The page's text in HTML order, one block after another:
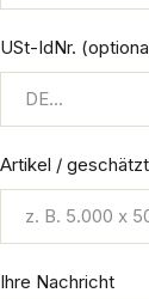
USt-IdNr.
Artikel /
Ihre Nachricht